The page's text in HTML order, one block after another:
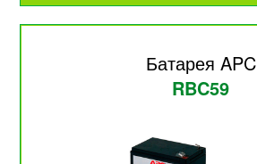
Батарея APC
RBC59